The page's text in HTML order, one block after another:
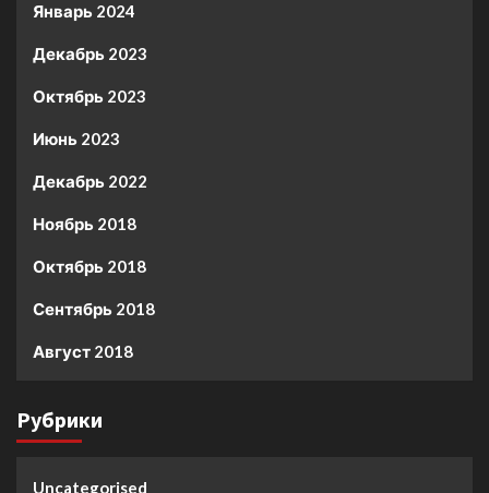
Январь 2024
Декабрь 2023
Октябрь 2023
Июнь 2023
Декабрь 2022
Ноябрь 2018
Октябрь 2018
Сентябрь 2018
Август 2018
Рубрики
Uncategorised